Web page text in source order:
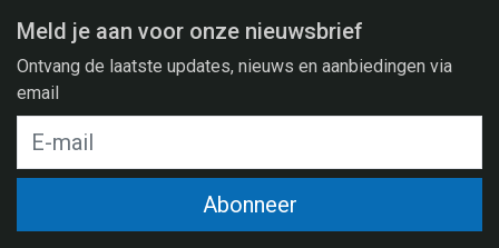
Meld je aan voor onze nieuwsbrief
Ontvang de laatste updates, nieuws en aanbiedingen via
email
Abonneer